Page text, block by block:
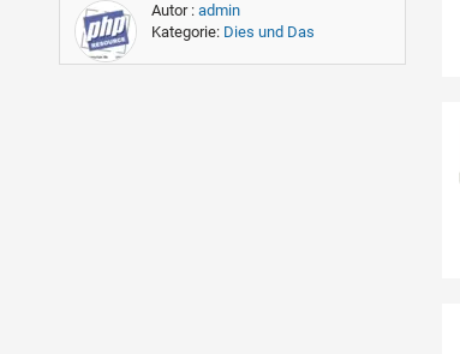
Autor : admin
Kategorie: Dies und Das